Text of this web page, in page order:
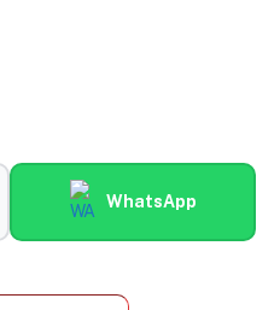
WhatsApp